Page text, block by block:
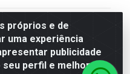
próprios e de
uma experiência
publicidade
perfil e melhorar a
e Exportação
LT APM 06, N 133 -
- GO, 75385-000 - CNPJ
26